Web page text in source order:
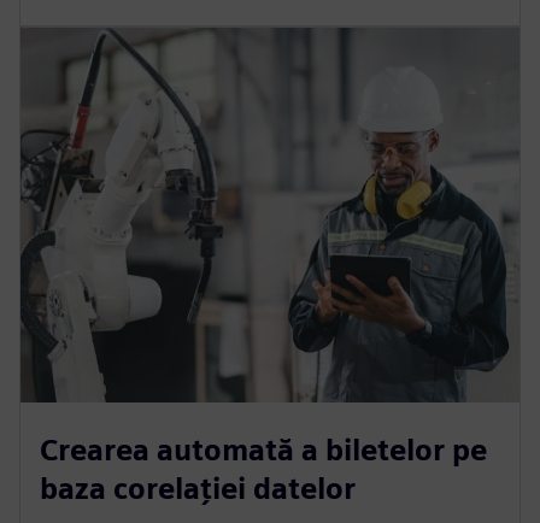
Crearea automată a biletelor pe
baza corelației datelor